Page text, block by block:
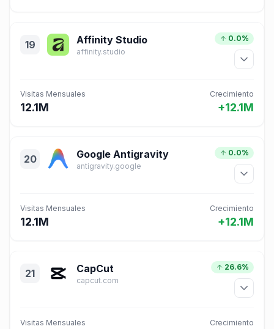
19 Affinity Studio
affinity.studio
0.0%
Visitas Mensuales
12.1M
Crecimiento
+12.1M
20 Google Antigravity
antigravity.google
0.0%
Visitas Mensuales
12.1M
Crecimiento
+12.1M
21 CapCut
capcut.com
26.6%
Visitas Mensuales Crecimiento